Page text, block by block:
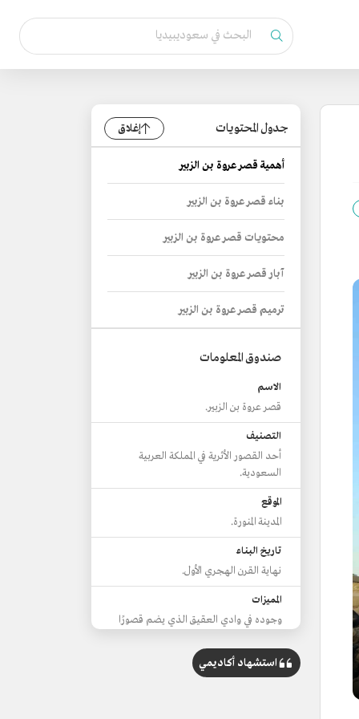
جدول المحتويات إغلاق
أهمية قصر عروة بن الزبير
بناء قصر عروة بن الزبير
محتويات قصر عروة بن الزبير
آبار قصر عروة بن الزبير
ترميم قصر عروة بن الزبير
صندوق المعلومات
الاسم
قصر عروة بن الزبير.
التصنيف
أحد القصور الأثرية في المملكة العربية
السعودية.
الموقع
المدينة المنورة.
تاريخ البناء
نهاية القرن الهجري الأول.
المميزات
وجوده في وادي العقيق الذي يضم قصورًا
المحتويات
استشهاد أكاديمي